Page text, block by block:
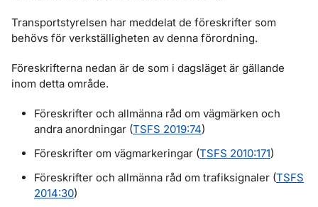
Transportstyrelsen har meddelat de föreskrifter som
behövs för verkställigheten av denna förordning.
Föreskrifterna nedan är de som i dagsläget är gällande
inom detta område.
Föreskrifter och allmänna råd om vägmärken och
andra anordningar (TSFS 2019:74)
Föreskrifter om vägmarkeringar (TSFS 2010:171)
Föreskrifter och allmänna råd om trafiksignaler (TSFS
2014:30)